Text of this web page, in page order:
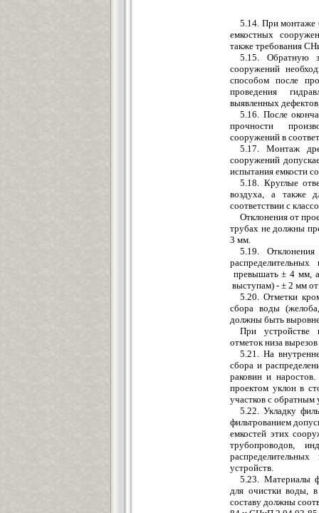
5 .14. При
емкостных сооруже
также требования
5.15. Обратную
сооружений
способом после
проведения
выявленных де
5.1 6 . После
прочности
сооружений в
5.17. Монтаж
сооружений
испытания емкости
5.18. Круглые
воздуха, а также
соответствии с
Отклонения от
трубах не должны
3 мм.
5.19.
превышать ± 4 мм,
выступам) - ± 2 мм
5.20. Отметки
сбора воды
должны быть выровн
При устройстве
отметок низа выре
5.21. На
сбора и
раковин и
проектом уклон в
участков с обратным
5.22. Укладку
фильтрованием
емкостей этих
трубопроводов,
устройств.
5.23. Материалы
для очистки воды,
составу должны